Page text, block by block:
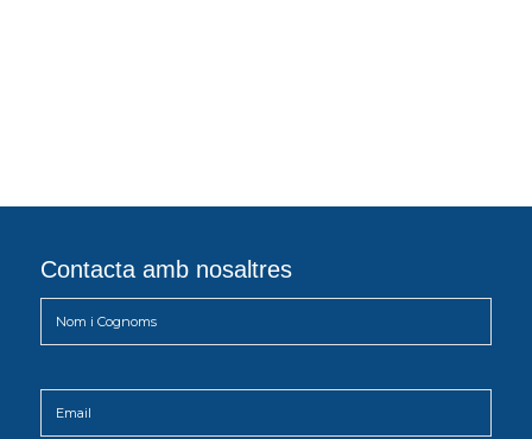
Contacta amb nosaltres